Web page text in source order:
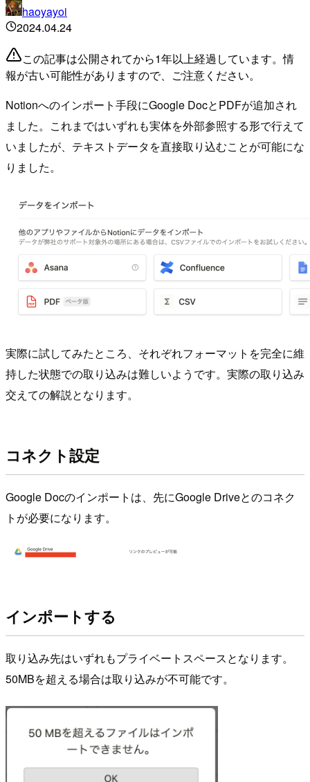
haoyayoi
2024.04.24
この記事は公開されてから1年以上経過しています。情
報が古い可能性がありますので、ご注意ください。
Notionへのインポート手段にGoogle DocとPDFが追加され
ました。これまではいずれも実体を外部参照する形で行えて
いましたが、テキストデータを直接取り込むことが可能にな
りました。
実際に試してみたところ、それぞれフォーマットを完全に維
持した状態での取り込みは難しいようです。実際の取り込み
交えての解説となります。
コネクト設定
Google Docのインポートは、先にGoogle Driveとのコネク
トが必要になります。
インポートする
取り込み先はいずれもプライベートスペースとなります。
50MBを超える場合は取り込みが不可能です。